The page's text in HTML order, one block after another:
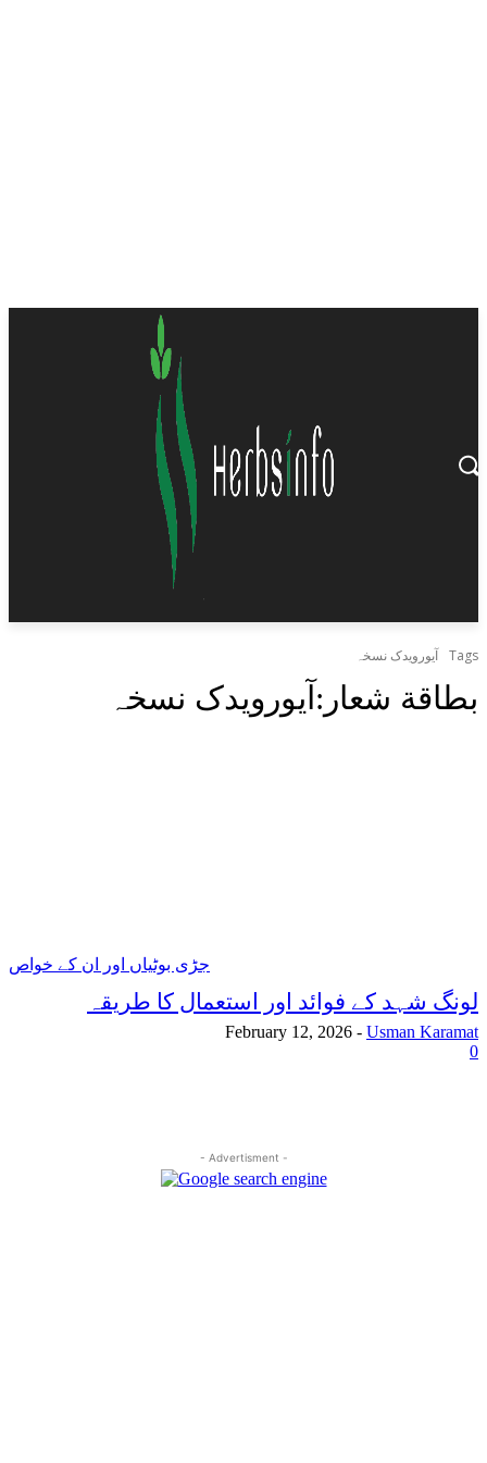
Tags آیورویدک نسخہ
بطاقة شعار:آیورویدک نسخہ
جڑی بوٹیاں اور ان کے خواص
لونگ شہد کے فوائد اور استعمال کا طریقہ
Usman Karamat
-
February 12, 2026
0
- Advertisment -